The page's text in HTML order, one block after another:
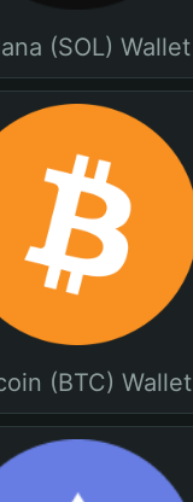
(SOL) Wallet
(BTC) Wallet